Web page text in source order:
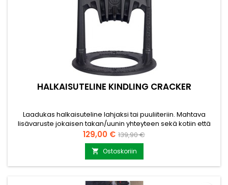
HALKAISUTELINE KINDLING CRACKER
Laadukas halkaisuteline lahjaksi tai puuliiteriin. Mahtava
lisävaruste jokaisen takan/uunin yhteyteen sekä kotiin että
mökille. Klapien teko on helppoa ja nopeaa. Helppo käyttää
vaikka ei olisi koskaan halkonut klapeja. Terävää kirvestä tai
vaarallisia työkaluja ei tarvita. Tarvittaessa telineen voi
kiinnittää alustaan ruuveilla. Kierrätettävä...
Hinta
129,00 € Normaalihinta
139,90 €
 Ostoskoriin